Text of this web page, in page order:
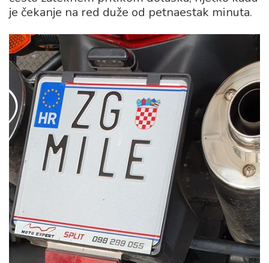
je čekanje na red duže od petnaestak minuta.